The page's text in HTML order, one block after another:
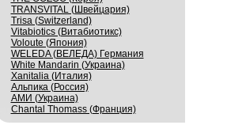
TRANSVITAL (Швейцария)
Trisa (Switzerland)
Vitabiotics (Витабиотикс)
Voloute (Япония)
WELEDA (ВЕЛЕДА) Германия
White Mandarin (Украина)
Xanitalia (Италия)
Альпика (Россия)
АМИ (Украина)
Сhantal Thomass (Франция)